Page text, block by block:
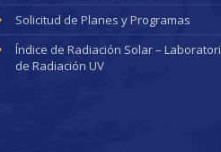
Solicitud de Planes y Programas
Índice de Radiación Solar –
de Radiación UV